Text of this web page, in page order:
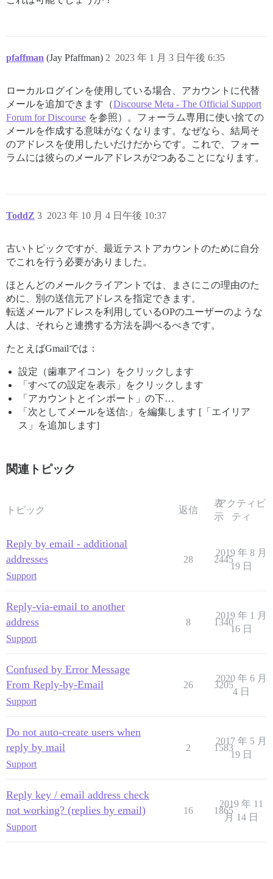
pfaffman (Jay Pfaffman) 2023 年 1 月 3 日午後 6:35
2
ローカルログインを使用している場合、アカウントに代替
メールを追加できます（Discourse Meta - The Official Support
Forum for Discourse を参照）。フォーラム専用に使い捨ての
メールを作成する意味がなくなります。なぜなら、結局そ
のアドレスを使用したいだけだからです。これで、フォー
ラムには彼らのメールアドレスが2つあることになります。
ToddZ 2023 年 10 月 4 日午後 10:37
3
古いトピックですが、最近テストアカウントのために自分
でこれを行う必要がありました。
ほとんどのメールクライアントでは、まさにこの理由のた
めに、別の送信元アドレスを指定できます。
転送メールアドレスを利用しているOPのユーザーのような
人は、それらと連携する方法を調べるべきです。
たとえばGmailでは：
設定（歯車アイコン）をクリックします
「すべての設定を表示」をクリックします
「アカウントとインポート」の下…
「次としてメールを送信:」を編集します [「エイリア
ス」を追加します]
関連トピック
トピック 返信
表
示
アクティビ
ティ
Reply by email - additional
addresses
Support
28 2445
2019 年 8 月
19 日
Reply-via-email to another
address
Support
8 1340
2019 年 1 月
16 日
Confused by Error Message
From Reply-by-Email
Support
26 3205
2020 年 6 月
4 日
Do not auto-create users when
reply by mail
Support
2 1583
2017 年 5 月
19 日
Reply key / email address check
not working? (replies by email)
Support
16 1865
2019 年 11
月 14 日